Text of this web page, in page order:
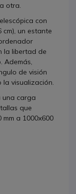
otra.
con
un estante
la libertad de
Además,
de visión
visualización.
una carga
que
mm a 1000x600